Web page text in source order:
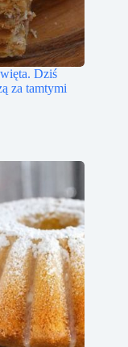
Dziś
za tamtymi